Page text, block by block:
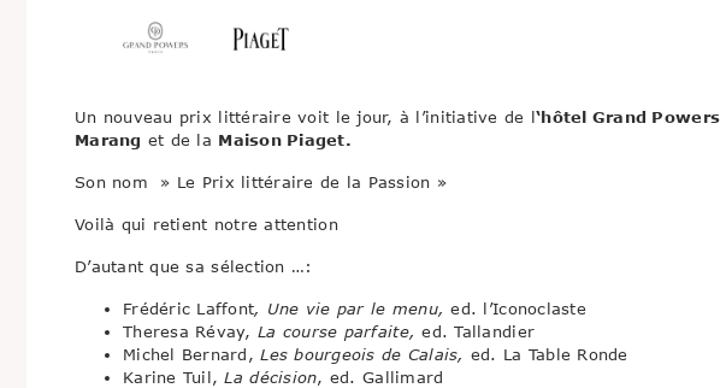
Un nouveau prix littéraire voit le jour, à l’initiative de l‘hôtel Grand Powers
Marang et de la Maison Piaget.
Son nom » Le Prix littéraire de la Passion »
Voilà qui retient notre attention
D’autant que sa sélection …:
Frédéric Laffont, Une vie par le menu,ed. l’Iconoclaste
Theresa Révay, La course parfaite,ed. Tallandier
Michel Bernard,Les bourgeois de Calais, ed. La Table Ronde
Karine Tuil,La décision, ed. Gallimard